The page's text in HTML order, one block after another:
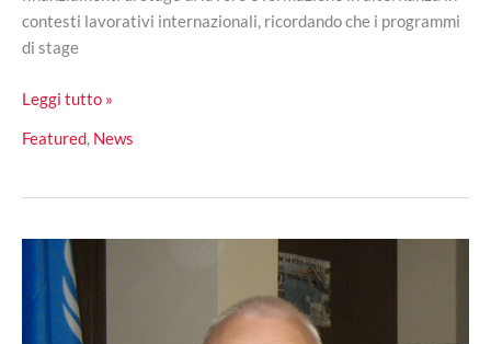
contesti lavorativi internazionali, ricordando che i programmi
di stage
Bando
Camera
Commercio
di
lavoro
Leggi tutto »
Featured, News